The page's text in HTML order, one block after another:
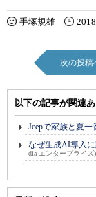
手塚規雄
次の投稿
以下の記事が関連
Jeepで家族と夏一
なぜ生成AI導入
dia エンタープライズ)